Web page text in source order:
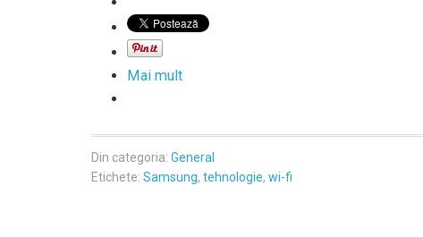
Mai mult
Din categoria: General
Etichete: Samsung, tehnologie, wi-fi